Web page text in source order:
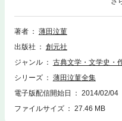
井晩翠が近代的抒情詩でスター
成。明治32年「暮笛集」を刊行
などが次々と世に出て近代詩の
し、新しい随筆家としての世界
れたものを復刊。明治・大正期
著者
薄田泣菫
出版社
創元社
ジャンル
古典文学・文学史・
シリーズ
薄田泣菫全集
電子版配信開始日
2014/02/04
ファイルサイズ
27.46 MB